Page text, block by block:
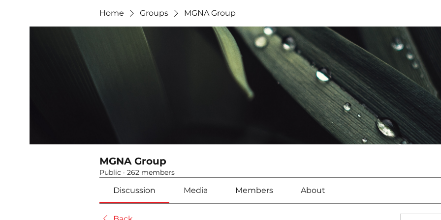
Home Groups MGNA Group
MGNA Group
Public · 262 members
Discussion Media Members About